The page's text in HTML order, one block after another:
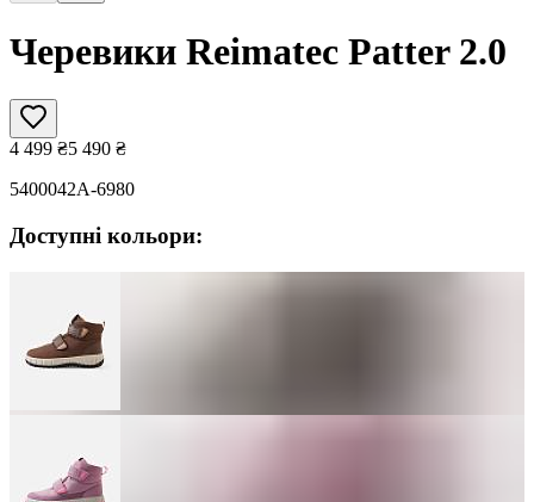
Черевики Reimatec Patter 2.0
4 499 ₴5 490 ₴
5400042A-6980
Доступні кольори: